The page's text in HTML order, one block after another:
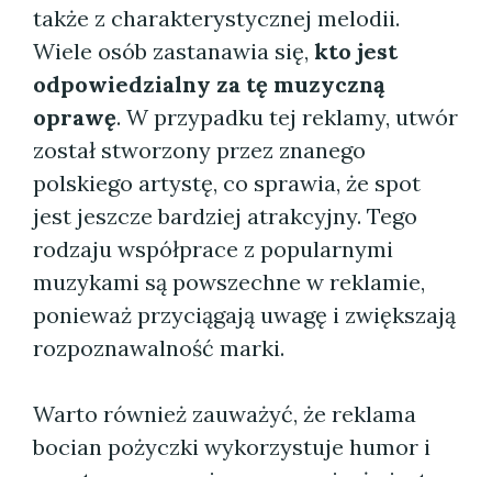
także z charakterystycznej melodii.
Wiele osób zastanawia się, kto jest
odpowiedzialny za tę muzyczną
oprawę. W przypadku tej reklamy, utwór
został stworzony przez znanego
polskiego artystę, co sprawia, że spot
jest jeszcze bardziej atrakcyjny. Tego
rodzaju współprace z popularnymi
muzykami są powszechne w reklamie,
ponieważ przyciągają uwagę i zwiększają
rozpoznawalność marki.
Warto również zauważyć, że reklama
bocian pożyczki wykorzystuje humor i